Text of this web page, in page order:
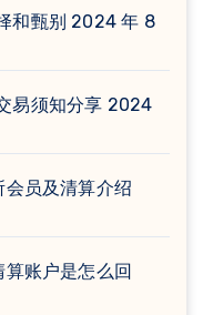
和甄别 2024 年 8
易须知分享 2024
员及清算介绍
账户是怎么回